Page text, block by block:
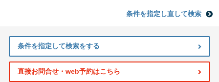
条件を指定し直して検索
条件を指定して検索をする
直接お問合せ・web予約はこちら